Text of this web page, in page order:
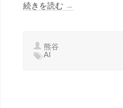
続きを読む →
熊谷
AI